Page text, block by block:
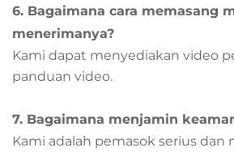
6. Bagaimana cara memasang
menerimanya?
Kami dapat menyediakan video
panduan video.
7. Bagaimana menjamin
Kami adalah pemasok serius